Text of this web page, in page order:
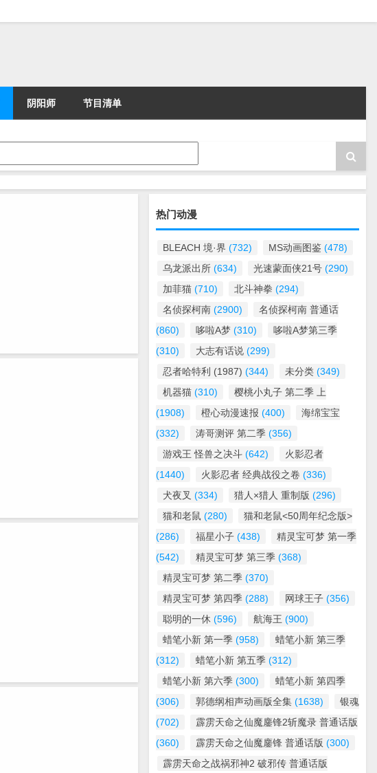
阴阳师 节目清单
热门动漫
BLEACH 境·界 (732) MS动画图鉴 (478)
乌龙派出所 (634) 光速蒙面侠21号 (290)
加菲猫 (710) 北斗神拳 (294)
名侦探柯南 (2900)
名侦探柯南 普通话
(860)
哆啦A梦 (310)
哆啦A梦第三季
(310)
大志有话说 (299)
忍者哈特利 (1987) (344) 未分类 (349)
机器猫 (310)
樱桃小丸子 第二季 上
(1908)
橙心动漫速报 (400)
海绵宝宝
(332)
涛哥测评 第二季 (356)
游戏王 怪兽之决斗 (642)
火影忍者
(1440)
火影忍者 经典战役之卷 (336)
犬夜叉 (334) 猎人×猎人 重制版 (296)
猫和老鼠 (280)
猫和老鼠<50周年纪念版>
(286)
福星小子 (438)
精灵宝可梦 第一季
(542)
精灵宝可梦 第三季 (368)
精灵宝可梦 第二季 (370)
精灵宝可梦 第四季 (288) 网球王子 (356)
聪明的一休 (596) 航海王 (900)
蜡笔小新 第一季 (958)
蜡笔小新 第三季
(312)
蜡笔小新 第五季 (312)
蜡笔小新 第六季 (300)
蜡笔小新 第四季
(306)
郭德纲相声动画版全集 (1638)
银魂
(702)
霹雳天命之仙魔鏖锋2斩魔录 普通话版
(360)
霹雳天命之仙魔鏖锋 普通话版 (300)
霹雳天命之战祸邪神2 破邪传 普通话版